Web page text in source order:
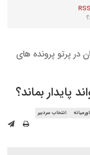
RSS
در پرتو پرونده های
پایدار بماند؟
انتخاب سردبیر